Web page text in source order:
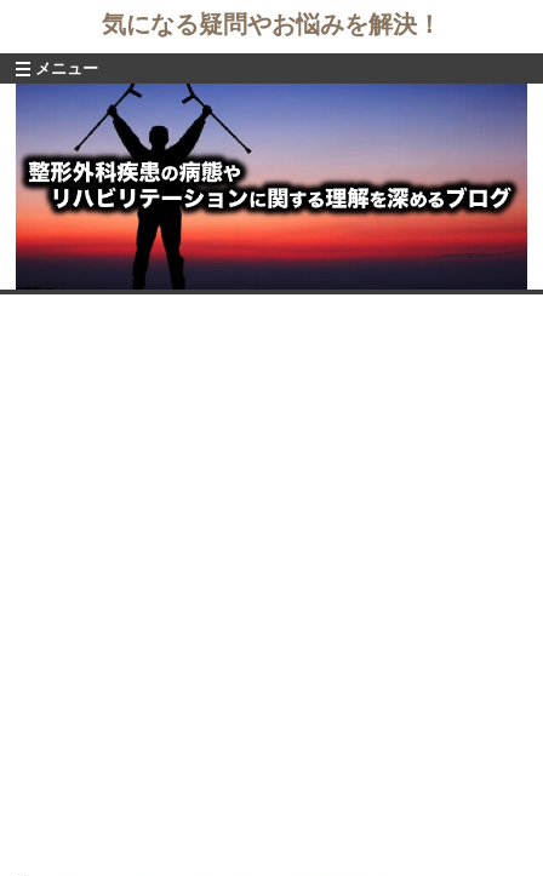
気になる疑問やお悩みを解決！
メニュー